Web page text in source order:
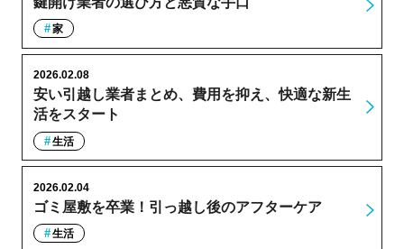
家
安い引越し業者まとめ、費用を抑え、快適な新生
活をスタート
2026.02.08
生活
ゴミ屋敷を卒業！引っ越し後のアフターケア
2026.02.04
生活